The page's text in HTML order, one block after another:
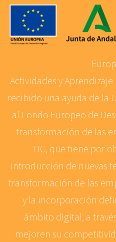
Actividades y Aprendizaje
recibido una ayuda de la
al Fondo Europeo de
transformación de las
TIC, que tiene por
introducción de nuevas
transformación de las
y la incorporación
ámbito digital, a
mejoren su